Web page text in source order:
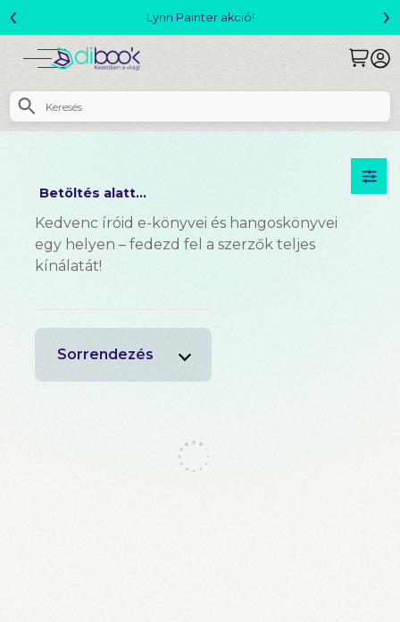
Megjelent! L. J. Shen: Legvadabb
‹ ›
Betöltés alatt...
Kedvenc íróid e-könyvei és hangoskönyvei
egy helyen – fedezd fel a szerzők teljes
kínálatát!
Sorrendezés